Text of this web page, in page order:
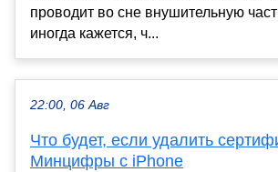
проводит во сне внушительную
иногда кажется, ч...
22:00, 06 Авг
Что будет, если удалить
Минцифры с iPhone